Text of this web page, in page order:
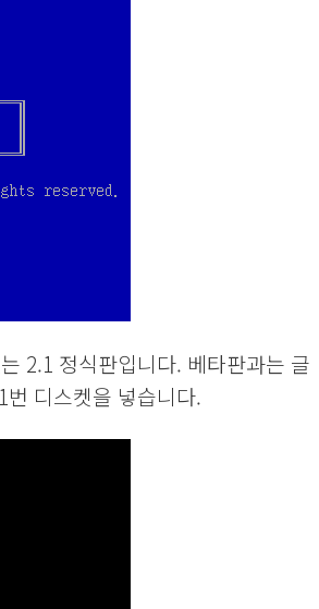
2.1 정식판입니다. 베타판과는 글
디스켓을 넣습니다.